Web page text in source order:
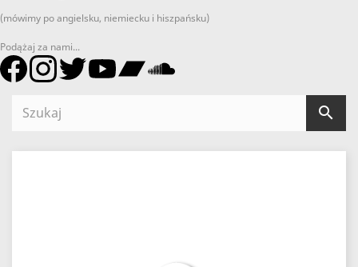
(mówimy po angielsku, niemiecku i hiszpańsku)
Podążaj za nami...
